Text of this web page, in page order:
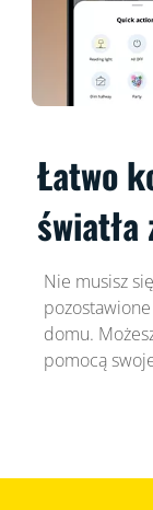
Łatwo
Nie musisz
domu.
pomocą